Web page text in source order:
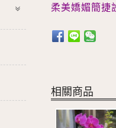
柔美嬌媚簡捷
相關商品